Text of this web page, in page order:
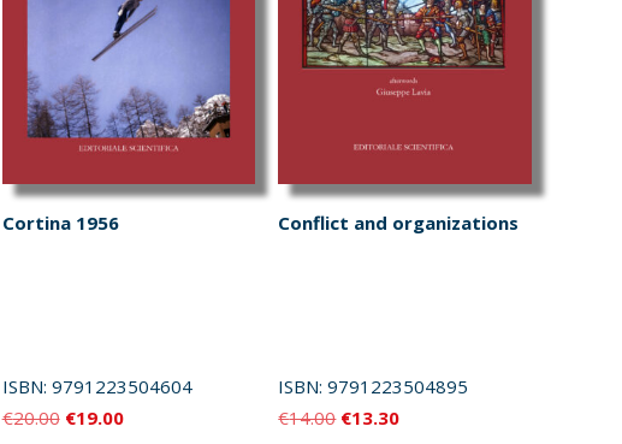
Cortina 1956
ISBN: 9791223504604
€20.00 Il
€19.00Il
Conflict and organizations
ISBN:9791223504895
€14.00 Il
€13.30Il